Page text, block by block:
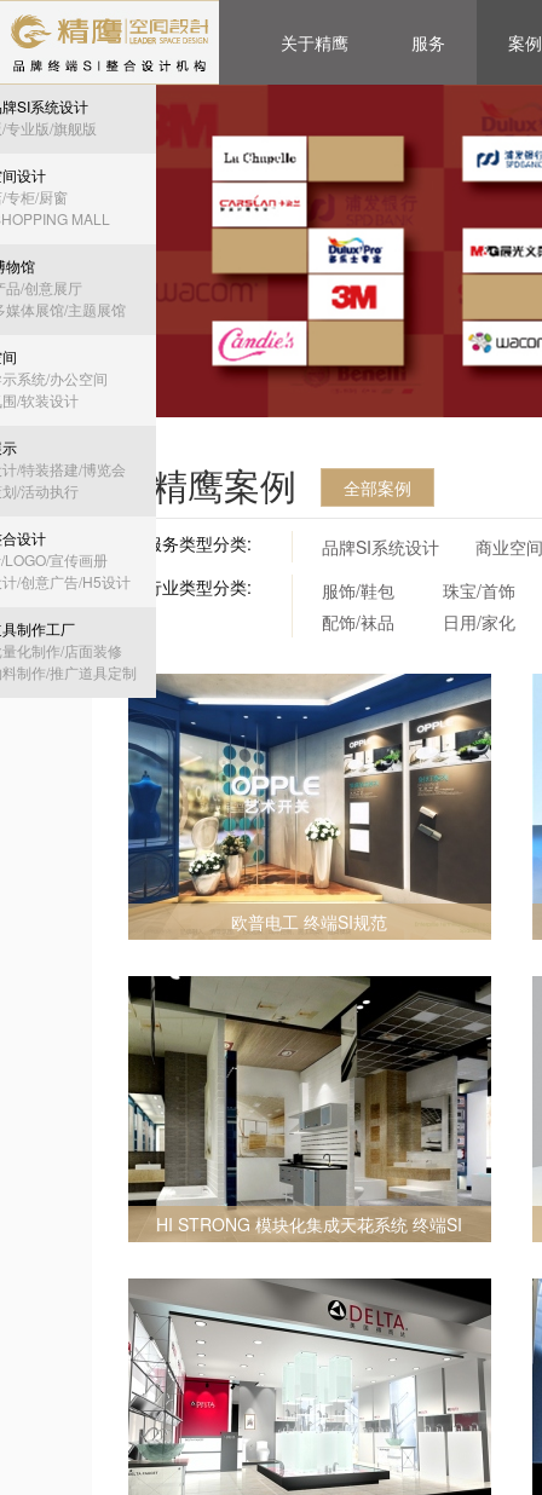
关于精鹰 服务 案例
SI系统设计
专业版/旗舰版
设计
专柜/厨窗
MALL
物馆
品/创意展厅
媒体展馆/主题展馆
系统/办公空间
/软装设计
/特装搭建/博览会
/活动执行
设计
LOGO/宣传画册
/创意广告/H5设计
制作工厂
化制作/店面装修
制作/推广道具定制
精鹰案例 全部案例
按服务类型分类: 品牌SI系统设计
商业空
按行业类型分类:
服饰/鞋包
珠宝/首饰
配饰/袜品
日用/家化
欧普电工 终端SI规范
HI STRONG 模块化集成天花系统 终端SI